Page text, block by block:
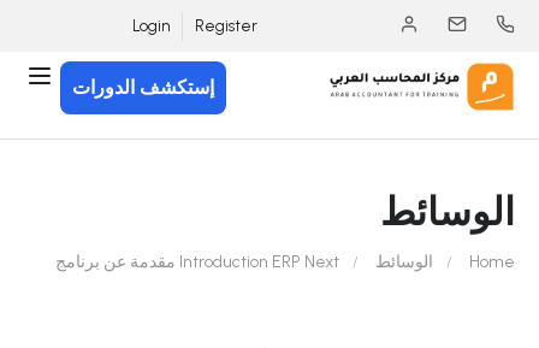
Register
Login
إستكشف الدورات
الوسائط
Home الوسائط Introduction ERP Next مقدمة عن برنامج